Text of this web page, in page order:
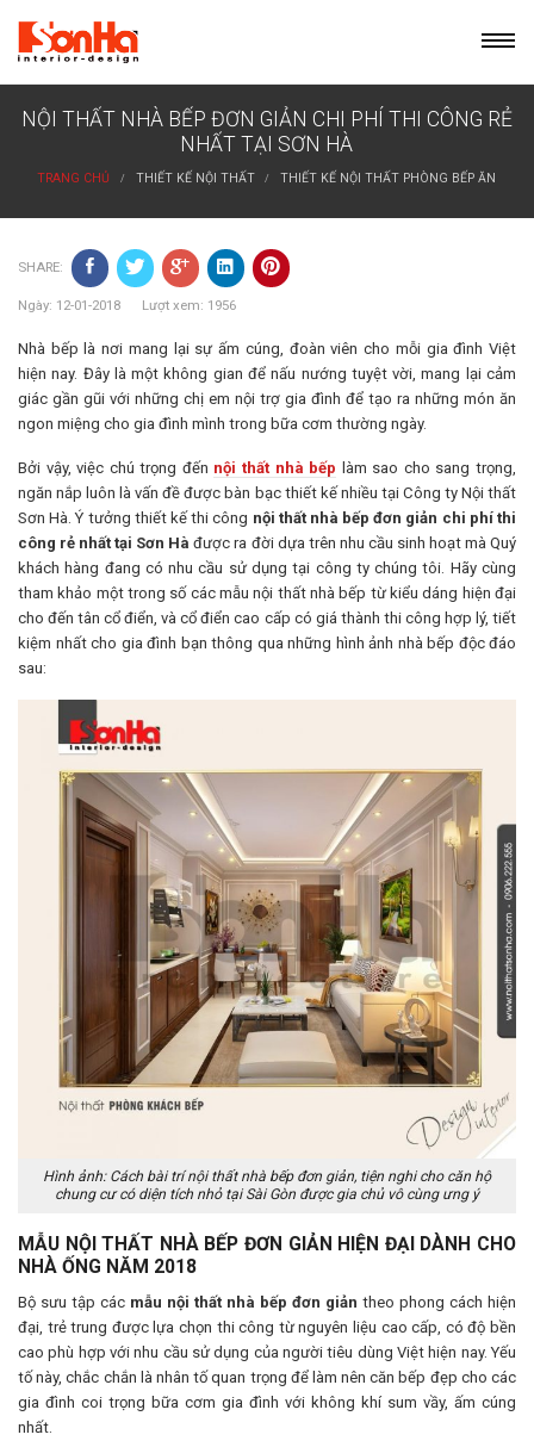
content
NỘI THẤT NHÀ BẾP ĐƠN GIẢN CHI PHÍ THI CÔNG RẺ
NHẤT TẠI SƠN HÀ
TRANG CHỦ THIẾT KẾ NỘI THẤT THIẾT KẾ NỘI THẤT PHÒNG BẾP ĂN
SHARE:
Ngày: 12-01-2018 Lượt xem: 1956
Nhà bếp là nơi mang lại sự ấm cúng, đoàn viên cho mỗi gia đình Việt
hiện nay. Đây là một không gian để nấu nướng tuyệt vời, mang lại cảm
giác gần gũi với những chị em nội trợ gia đình để tạo ra những món ăn
ngon miệng cho gia đình mình trong bữa cơm thường ngày.
Bởi vậy, việc chú trọng đến nội thất nhà bếp làm sao cho sang trọng,
ngăn nắp luôn là vấn đề được bàn bạc thiết kế nhiều tại Công ty Nội thất
Sơn Hà. Ý tưởng thiết kế thi công nội thất nhà bếp đơn giản chi phí thi
công rẻ nhất tại Sơn Hà được ra đời dựa trên nhu cầu sinh hoạt mà Quý
khách hàng đang có nhu cầu sử dụng tại công ty chúng tôi. Hãy cùng
tham khảo một trong số các mẫu nội thất nhà bếp từ kiểu dáng hiện đại
cho đến tân cổ điển, và cổ điển cao cấp có giá thành thi công hợp lý, tiết
kiệm nhất cho gia đình bạn thông qua những hình ảnh nhà bếp độc đáo
sau:
Hình ảnh: Cách bài trí nội thất nhà bếp đơn giản, tiện nghi cho căn hộ
chung cư có diện tích nhỏ tại Sài Gòn được gia chủ vô cùng ưng ý
MẪU NỘI THẤT NHÀ BẾP ĐƠN GIẢN HIỆN ĐẠI DÀNH CHO
NHÀ ỐNG NĂM 2018
Bộ sưu tập các mẫu nội thất nhà bếp đơn giản theo phong cách hiện
đại, trẻ trung được lựa chọn thi công từ nguyên liệu cao cấp, có độ bền
cao phù hợp với nhu cầu sử dụng của người tiêu dùng Việt hiện nay. Yếu
tố này, chắc chắn là nhân tố quan trọng để làm nên căn bếp đẹp cho các
gia đình coi trọng bữa cơm gia đình với không khí sum vầy, ấm cúng
nhất.